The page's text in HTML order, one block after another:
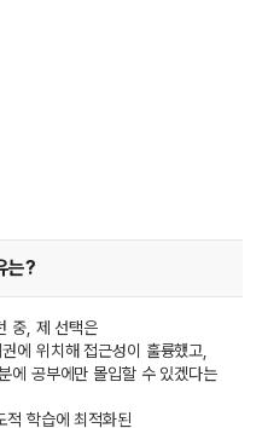
는?
중, 제 선택은
에 위치해 접근성이 훌륭했고,
에 공부에만 몰입할 수 있겠다는
적 학습에 최적화된